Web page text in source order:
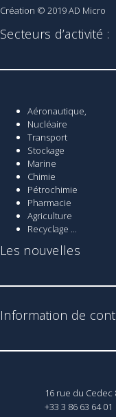
Création © 2019AD Micro
Secteurs d’activité :
Aéronautique,
Nucléaire
Transport
Stockage
Marine
Chimie
Pétrochimie
Pharmacie
Agriculture
Recyclage ...
Les nouvelles
Information de
16 rue du Cedec
+33 3 86 63 64 01